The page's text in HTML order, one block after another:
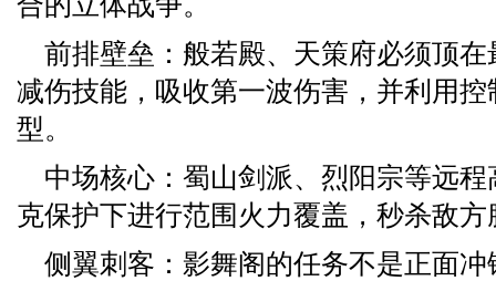
前排壁垒：般若殿、天策府必须顶
减伤技能，吸收第一波伤害，并利用
型。
中场核心：蜀山剑派、烈阳宗等远
克保护下进行范围火力覆盖，秒杀敌方
侧翼刺客：影舞阁的任务不是正面